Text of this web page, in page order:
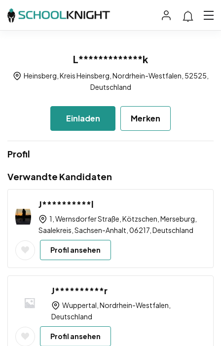
L*************k
Heinsberg, Kreis Heinsberg, Nordrhein-Westfalen, 52525,
Deutschland
Einladen Merken
Profil
Verwandte Kandidaten
J**********l
1, Wernsdorfer Straße, Kötzschen, Merseburg,
Saalekreis, Sachsen-Anhalt, 06217, Deutschland
Profil ansehen
J**********r
Wuppertal, Nordrhein-Westfalen,
Deutschland
Profil ansehen